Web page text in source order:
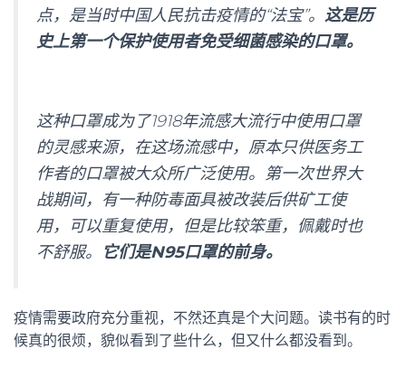
点，是当时中国人民抗击疫情的“法宝”。 这是历
史上第一个保护使用者免受细菌感染的口罩。
这种口罩成为了1918年流感大流行中使用口罩
的灵感来源，在这场流感中，原本只供医务工
作者的口罩被大众所广泛使用。第一次世界大
战期间，有一种防毒面具被改装后供矿工使
用，可以重复使用，但是比较笨重，佩戴时也
不舒服。
它们是N95口罩的前身。
疫情需要政府充分重视，不然还真是个大问题。读书有的时
候真的很烦，貌似看到了些什么，但又什么都没看到。